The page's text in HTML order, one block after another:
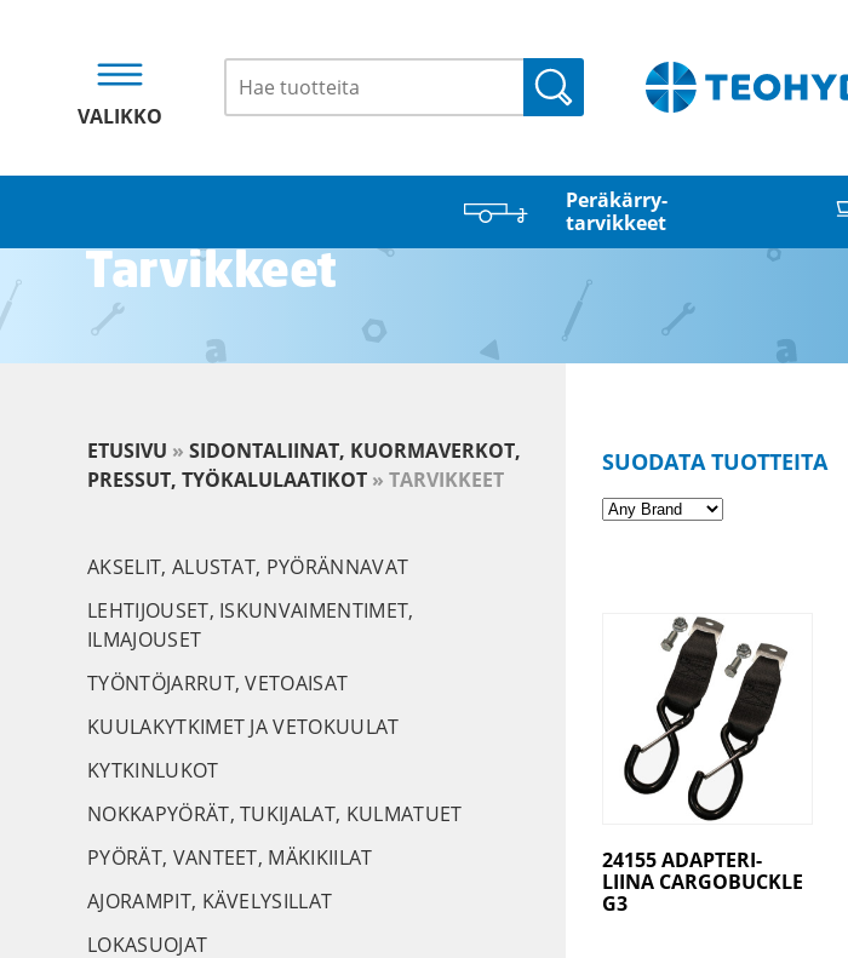
VALIKKO
Haku
Peräkärry­
tarvikkeet
Tarvikkeet
SUODATA TUOTTEITA
24155 ADAPTERI-
LIINA CARGOBUCKLE
G3
ETUSIVU » SIDONTALIINAT, KUORMAVERKOT,
PRESSUT, TYÖKALULAATIKOT » TARVIKKEET
AKSELIT, ALUSTAT, PYÖRÄNNAVAT
LEHTIJOUSET, ISKUNVAIMENTIMET,
ILMAJOUSET
TYÖNTÖJARRUT, VETOAISAT
KUULAKYTKIMET JA VETOKUULAT
KYTKINLUKOT
NOKKAPYÖRÄT, TUKIJALAT, KULMATUET
PYÖRÄT, VANTEET, MÄKIKIILAT
AJORAMPIT, KÄVELYSILLAT
LOKASUOJAT